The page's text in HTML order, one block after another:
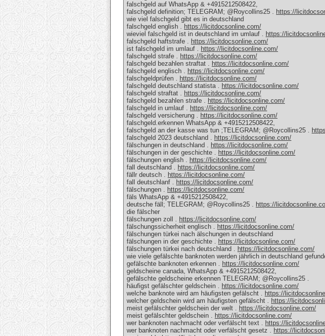
falschgeld auf WhatsApp & +4915212508422,
falschgeld definition; TELEGRAM; @Roycollins25 . https://
wie viel falschgeld gibt es in deutschland
falschgeld english . https://licitdocsonline.com/
wieviel falschgeld ist in deutschland im umlauf . https://
falschgeld haftstrafe . https://licitdocsonline.com/
ist falschgeld im umlauf . https://licitdocsonline.com/
falschgeld strafe . https://licitdocsonline.com/
falschgeld bezahlen straftat . https://licitdocsonline.com/
falschgeld englisch . https://licitdocsonline.com/
falschgeldprüfen . https://licitdocsonline.com/
falschgeld deutschland statista . https://licitdocsonline.com/
falschgeld straftat . https://licitdocsonline.com/
falschgeld bezahlen strafe . https://licitdocsonline.com/
falschgeld in umlauf . https://licitdocsonline.com/
falschgeld versicherung . https://licitdocsonline.com/
falschgeld.erkennen WhatsApp & +4915212508422,
falschgeld an der kasse was tun ;TELEGRAM; @Roycollins25 .
falschgeld 2023 deutschland . https://licitdocsonline.com/
fälschungen in deutschland . https://licitdocsonline.com/
fälschungen in der geschichte . https://licitdocsonline.com/
fälschungen english . https://licitdocsonline.com/
fall deutschland . https://licitdocsonline.com/
fällr deutsch . https://licitdocsonline.com/
fall deutschlanf . https://licitdocsonline.com/
fälschungen . https://licitdocsonline.com/
fäls WhatsApp & +4915212508422,
deutsche fäll; TELEGRAM; @Roycollins25 . https://
die fälscher
fälschungen zoll . https://licitdocsonline.com/
fälschungssicherheit englisch . https://licitdocsonline.com/
fälschungen türkei nach älschungen in deutschland
fälschungen in der geschichte . https://licitdocsonline.com/
fälschungen türkei nach deutschland . https://licitdocsonline.com/
wie viele gefälschte banknoten werden jährlich in deutschland
gefälschte banknoten erkennen . https://licitdocsonline.com/
geldscheine canada, WhatsApp & +4915212508422,
gefälschte geldscheine erkennen TELEGRAM; @Roycollins25 .
häufigst gefälschter geldschein . https://licitdocsonline.com/
welche banknote wird am häufigsten gefälscht . https://
welcher geldschein wird am häufigsten gefälscht . https://
meist gefälschter geldschein der welt . https://licitdocsonline.com/
meist gefälschter geldschein . https://licitdocsonline.com/
wer banknoten nachmacht oder verfälscht text . https://
wer banknoten nachmacht oder verfälscht gesetz . https://